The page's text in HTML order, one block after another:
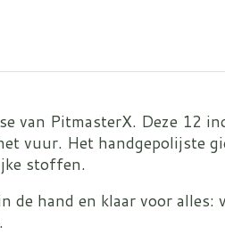
van PitmasterX. Deze 12
vuur. Het handgepolijste
stoffen.
de hand en klaar voor